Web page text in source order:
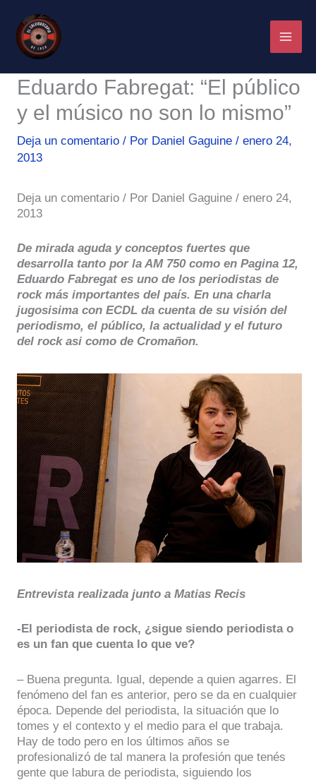
contenido
Eduardo Fabregat: “El público
y el músico no son lo mismo”
Deja un comentario / Por Daniel Gaguine / enero 24,
2013
Deja un comentario / Por Daniel Gaguine / enero 24,
2013
De mirada aguda y conceptos fuertes que
desarrolla tanto por la AM 750 como en Pagina 12,
Eduardo Fabregat es uno de los periodistas de
rock más importantes del país. En una charla
jugosisima con ECDL da cuenta de su visión del
periodismo, el público, la actualidad y el futuro
del rock asi como de Cromañon.
Entrevista realizada junto a Matias Recis
-El periodista de rock, ¿sigue siendo periodista o
es un fan que cuenta lo que ve?
– Buena pregunta. Igual, depende a quien agarres. El
fenómeno del fan es anterior, pero se da en cualquier
época. Depende del periodista, la situación que lo
tomes y el contexto y el medio para el que trabaja.
Hay de todo pero en los últimos años se
profesionalizó de tal manera la profesión que tenés
gente que labura de periodista, siguiendo los